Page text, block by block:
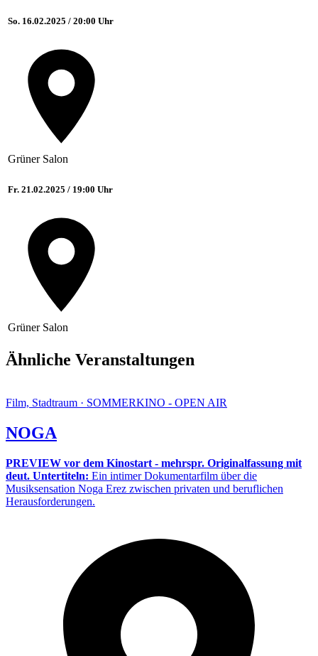
So. 16.02.2025 / 20:00 Uhr
Grüner Salon
Fr. 21.02.2025 / 19:00 Uhr
Grüner Salon
Ähnliche Veranstaltungen
Film, Stadtraum · SOMMERKINO - OPEN AIR
NOGA
PREVIEW vor dem Kinostart - mehrspr. Originalfassung mit
deut. Untertiteln: Ein intimer Dokumentarfilm über die
Musiksensation Noga Erez zwischen privaten und beruflichen
Herausforderungen.